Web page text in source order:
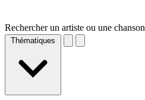
Rechercher un artiste ou une chanson
Thématiques